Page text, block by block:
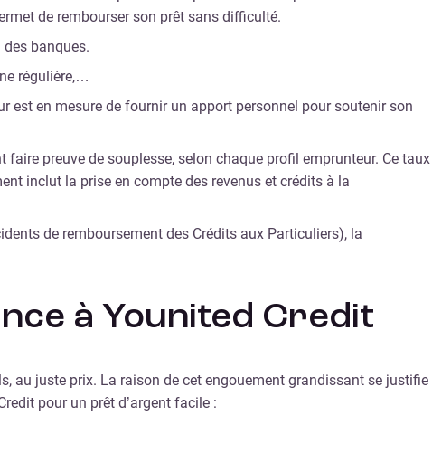
de rembourser son prêt sans difficulté.
banques.
régulière,…
est en mesure de fournir un apport personnel pour soutenir son
preuve de souplesse, selon chaque profil emprunteur. Ce taux
inclut la prise en compte des revenus et crédits à la
de remboursement des Crédits aux Particuliers), la
à Younited Credit
au juste prix. La raison de cet engouement grandissant se justifie
pour un prêt d’argent facile :